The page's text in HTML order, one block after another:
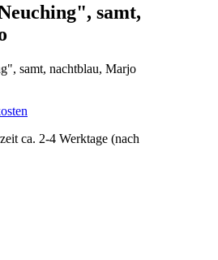
samt,
ca. 2-4 Werktage (nach